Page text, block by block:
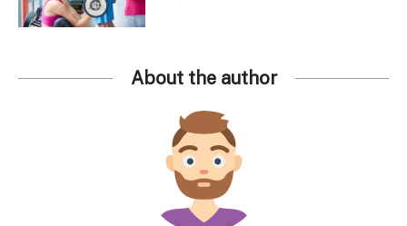
About the author